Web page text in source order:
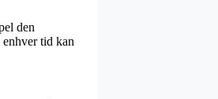
den
enhver tid kan